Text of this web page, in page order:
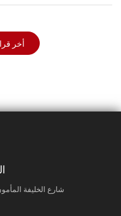
أخر
شارع الخليفة